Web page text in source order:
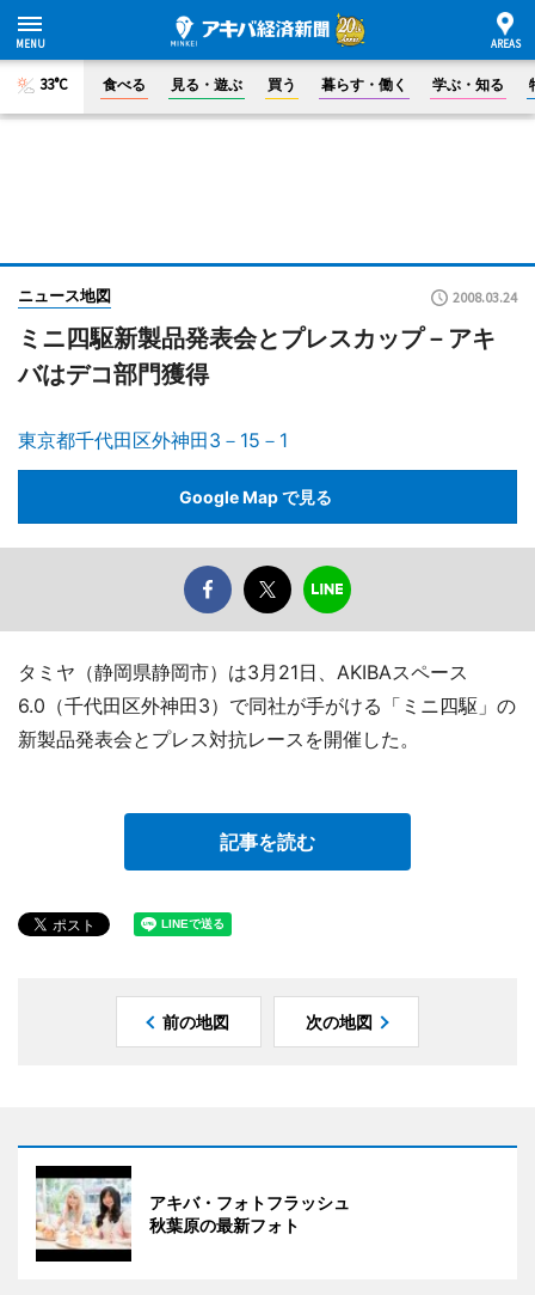
33°C 食べる 見る・遊ぶ 買う 暮らす・働く 学ぶ・知る
ニュース地図 2008.03.24
ミニ四駆新製品発表会とプレスカップ－アキ
バはデコ部門獲得
東京都千代田区外神田3－15－1
Google Map で見る
タミヤ（静岡県静岡市）は3月21日、AKIBAスペース
6.0（千代田区外神田3）で同社が手がける「ミニ四駆」の
新製品発表会とプレス対抗レースを開催した。
記事を読む
前の地図 次の地図
アキバ・フォトフラッシュ
秋葉原の最新フォト